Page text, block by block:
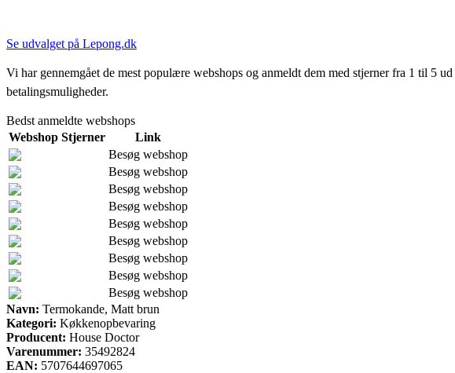
Se udvalget på Lepong.dk
Vi har gennemgået de mest populære webshops og anmeldt dem med stjerner fra 1 til 5
betalingsmuligheder.
Bedst anmeldte webshops
Webshop Stjerner
Link
Besøg webshop
Besøg webshop
Besøg webshop
Besøg webshop
Besøg webshop
Besøg webshop
Besøg webshop
Besøg webshop
Besøg webshop
Navn: Termokande, Matt brun
Kategori: Køkkenopbevaring
Producent: House Doctor
Varenummer: 35492824
EAN: 5707644697065